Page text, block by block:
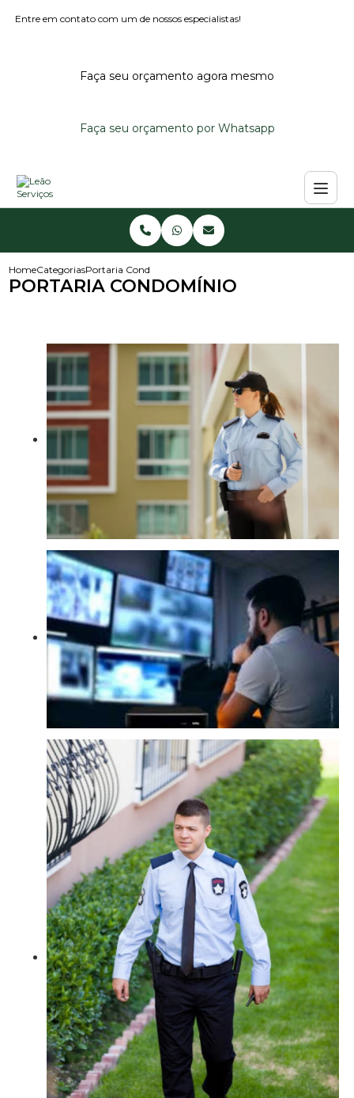
Entre em contato com um de nossos especialistas!
Faça seu orçamento agora mesmo
Faça seu orçamento por Whatsapp
HomeCategoriasPortaria Condomínio
PORTARIA CONDOMÍNIO